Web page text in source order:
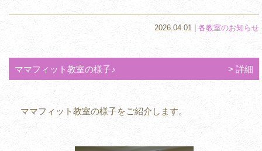
2026.04.01 | 各教室のお知らせ
ママフィット教室の様子♪ 詳細
ママフィット教室の様子をご紹介します。